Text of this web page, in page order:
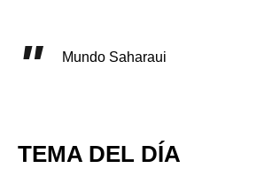
Mundo Saharaui
TEMA DEL DÍA